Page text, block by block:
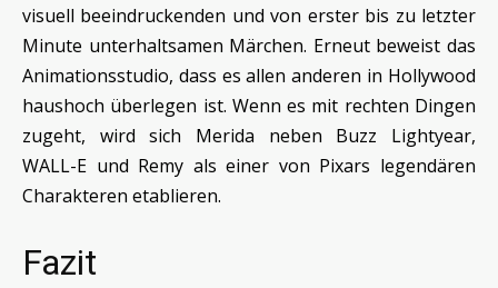
visuell beeindruckenden und von erster bis zu letzter
Minute unterhaltsamen Märchen. Erneut beweist das
Animationsstudio, dass es allen anderen in Hollywood
haushoch überlegen ist. Wenn es mit rechten Dingen
zugeht, wird sich Merida neben Buzz Lightyear,
WALL-E und Remy als einer von Pixars legendären
Charakteren etablieren.
Fazit